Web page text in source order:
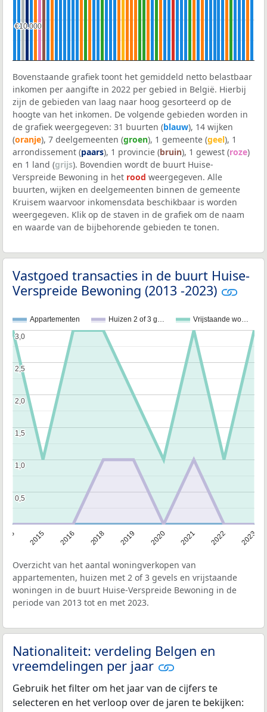
€10.000
€10.000
Bovenstaande grafiek toont het gemiddeld netto belastbaar
inkomen per aangifte in 2022 per gebied in België. Hierbij
zijn de gebieden van laag naar hoog gesorteerd op de
hoogte van het inkomen. De volgende gebieden worden in
de grafiek weergegeven: 31 buurten (blauw), 14 wijken
(oranje), 7 deelgemeenten (groen), 1 gemeente (geel), 1
arrondissement (paars), 1 provincie (bruin), 1 gewest (roze)
en 1 land (grijs). Bovendien wordt de buurt Huise-
Verspreide Bewoning in het rood weergegeven. Alle
buurten, wijken en deelgemeenten binnen de gemeente
Kruisem waarvoor inkomensdata beschikbaar is worden
weergegeven. Klik op de staven in de grafiek om de naam
en waarde van de bijbehorende gebieden te tonen.
Vastgoed transacties in de buurt Huise-
Verspreide Bewoning (2013 -2023)
Appartementen Huizen 2 of 3 g… Vrijstaande wo…
2015 2016 2018 2019 2020 2021 2022 2023
0,5
0,5
1,0
1,0
1,5
1,5
2,0
2,0
2,5
2,5
3,0
3,0
Overzicht van het aantal woningverkopen van
appartementen, huizen met 2 of 3 gevels en vrijstaande
woningen in de buurt Huise-Verspreide Bewoning in de
periode van 2013 tot en met 2023.
Nationaliteit: verdeling Belgen en
vreemdelingen per jaar
Gebruik het filter om het jaar van de cijfers te
selecteren en het verloop over de jaren te bekijken: